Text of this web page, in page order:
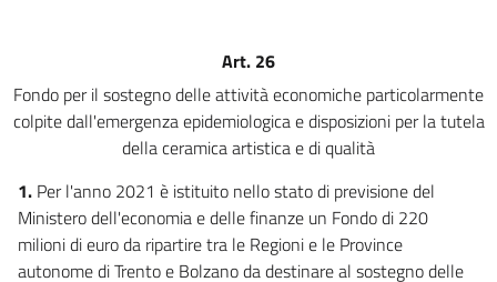
Titolo II
Disposizioni in materia di lavoro
7
9
9 bis
10
Art. 26
Fondo per il sostegno delle attività economiche particolarmente
colpite dall'emergenza epidemiologica e disposizioni per la tutela
della ceramica artistica e di qualità
1. Per l'anno 2021 è istituito nello stato di previsione del
Ministero dell'economia e delle finanze un Fondo di 220
milioni di euro da ripartire tra le Regioni e le Province
autonome di Trento e Bolzano da destinare al sostegno delle